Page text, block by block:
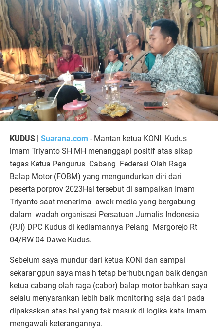
KUDUS | Suarana.com - Mantan ketua KONI Kudus
lmam Triyanto SH MH menanggapi positif atas sikap
tegas Ketua Pengurus Cabang Federasi Olah Raga
Balap Motor (FOBM) yang mengundurkan diri dari
peserta porprov 2023Hal tersebut di sampaikan Imam
Triyanto saat menerima awak media yang bergabung
dalam wadah organisasi Persatuan Jurnalis Indonesia
(PJI) DPC Kudus di kediamannya Pelang Margorejo Rt
04/RW 04 Dawe Kudus.
Sebelum saya mundur dari ketua KONI dan sampai
sekarangpun saya masih tetap berhubungan baik dengan
ketua cabang olah raga (cabor) balap motor bahkan saya
selalu menyarankan lebih baik monitoring saja dari pada
dipaksakan atas hal yang tak masuk di logika kata Imam
mengawali keterangannya.